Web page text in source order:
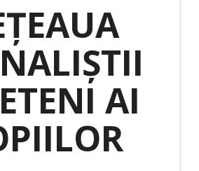
AI